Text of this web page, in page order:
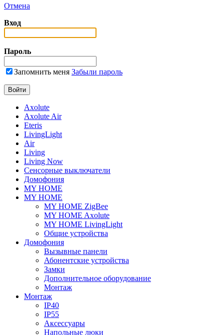
Отмена
Вход
Пароль
Запомнить меня Забыли пароль
Axolute
Axolute Air
Eteris
LivingLight
Air
Living
Living Now
Сенсорные выключатели
Домофония
MY HOME
MY HOME
MY HOME ZigBee
MY HOME Axolute
MY HOME LivingLight
Общие устройства
Домофония
Вызывные панели
Абонентские устройства
Замки
Дополнительное оборудование
Монтаж
Монтаж
IP40
IP55
Аксессуары
Напольные люки